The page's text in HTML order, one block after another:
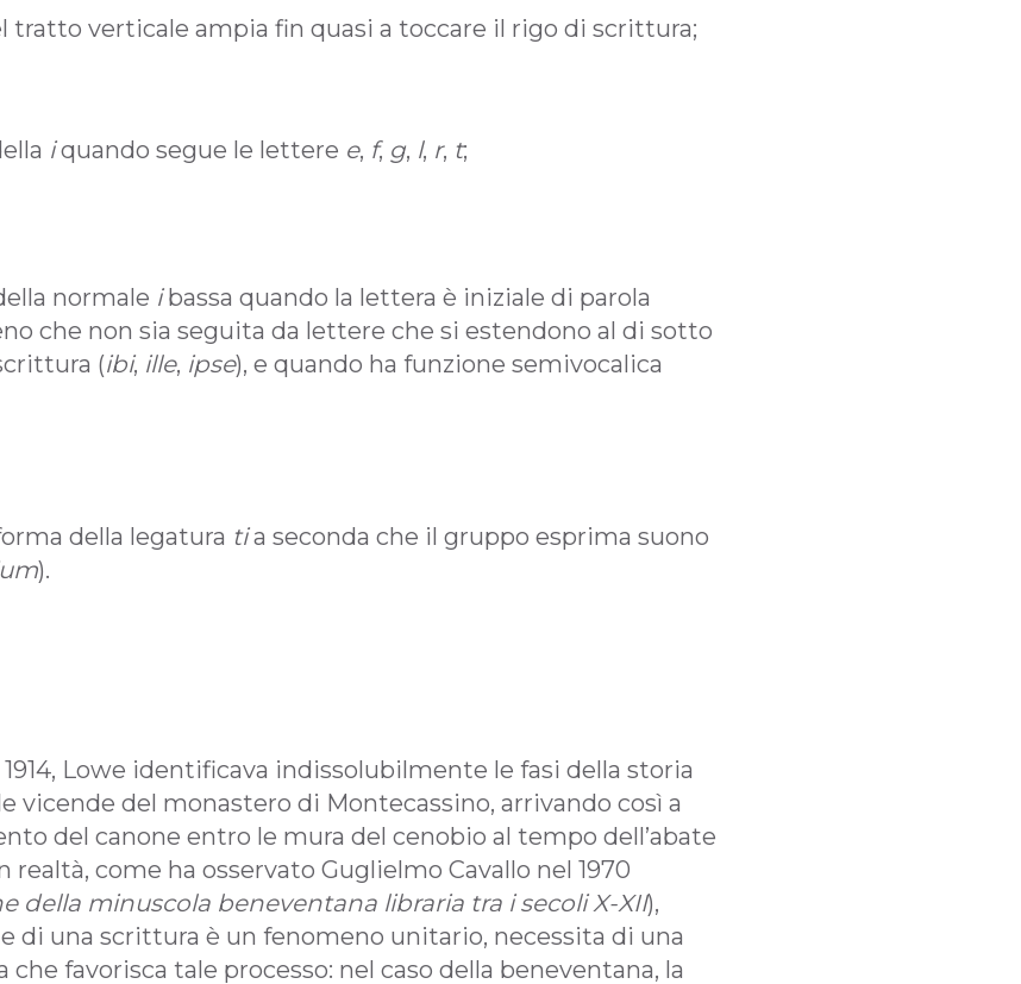
tratto verticale ampia fin quasi a toccare il rigo di scrittura;
iquando segue le lettere e, f, g, l, r, t;
normale ibassa quando la lettera è iniziale di parola
che non sia seguita da lettere che si estendono al di sotto
(ibi, ille, ipse), e quando ha funzione semivocalica
della legatura tia seconda che il gruppo esprima suono
).
Lowe identificava indissolubilmente le fasi della storia
vicende del monastero di Montecassino, arrivando così a
del canone entro le mura del cenobio al tempo dell’abate
realtà, come ha osservato Guglielmo Cavallo nel 1970
della minuscola beneventana libraria tra i secoli X-XII),
di una scrittura è un fenomeno unitario, necessita di una
favorisca tale processo: nel caso della beneventana, la